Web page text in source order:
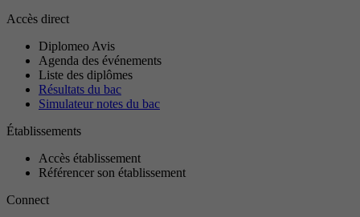
Accès direct
Diplomeo Avis
Agenda des événements
Liste des diplômes
Résultats du bac
Simulateur notes du bac
Établissements
Accès établissement
Référencer son établissement
Connect